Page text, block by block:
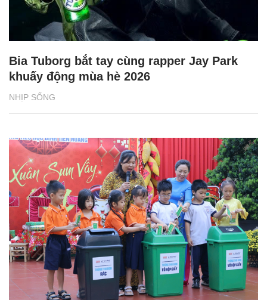
NHỊP SỐNG
Bia Tuborg bắt tay cùng rapper Jay Park
khuấy động mùa hè 2026